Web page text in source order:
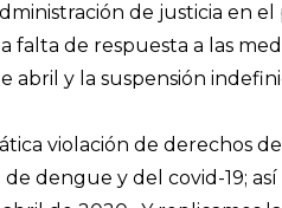
de justicia en el
de respuesta a las
abril y la suspensión
violación de derechos
dengue y del covid-19; así